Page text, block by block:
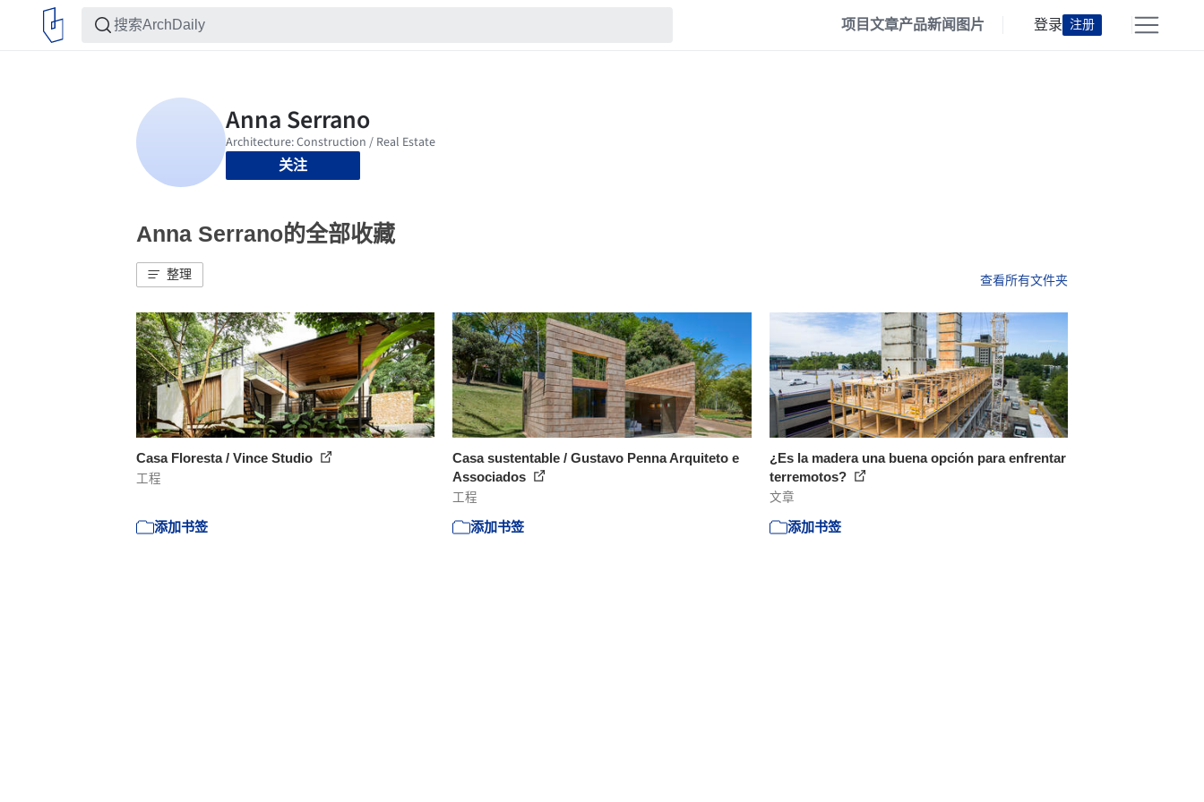
项目文章产品新闻 图片 登录 注册
关注
Anna Serrano的全部收藏
整理 查看所有文件夹
Casa Floresta / Vince Studio
工程
添加书签
Casa sustentable / Gustavo Penna Arquiteto e
Associados
工程
添加书签
¿Es la madera una buena opción para enfrentar
terremotos?
文章
添加书签